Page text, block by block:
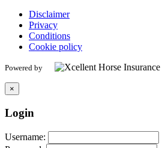
Disclaimer
Privacy
Conditions
Cookie policy
Powered by
×
Login
Username: